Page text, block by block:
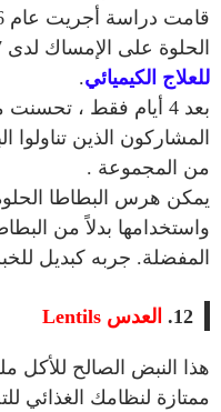
الحلوة على الإمساك لدى 57 مريضًا بسرطان الدم يخضعون
للعلاج الكيميائي.
بعد 4 أيام فقط ،
المشاركون الذين تناولوا
من المجموعة .
يمكن هرس البطاطا
واستخدامها بدلاً من
المفضلة. جربه كبديل
12. العدس Lentils
هذا النبض الصالح للأكل
ممتازة لنظامك الغذائي